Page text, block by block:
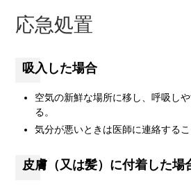
応急処置
吸入した場合
空気の新鮮な場所に移し、呼吸し
る。
気分が悪いときは医師に連絡するこ
皮膚（又は髪）に付着した場